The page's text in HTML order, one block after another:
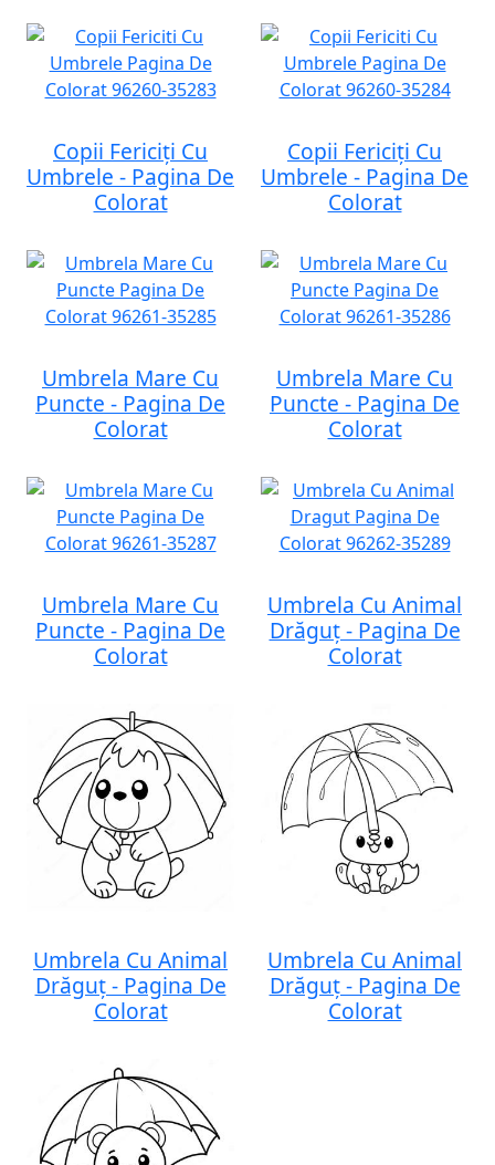
Copii Fericiți Cu
Umbrele - Pagina De
Colorat
Copii Fericiți Cu
Umbrele - Pagina De
Colorat
Umbrela Mare Cu
Puncte - Pagina De
Colorat
Umbrela Mare Cu
Puncte - Pagina De
Colorat
Umbrela Mare Cu
Puncte - Pagina De
Colorat
Umbrela Cu Animal
Drăguț - Pagina De
Colorat
Umbrela Cu Animal
Drăguț - Pagina De
Colorat
Umbrela Cu Animal
Drăguț - Pagina De
Colorat